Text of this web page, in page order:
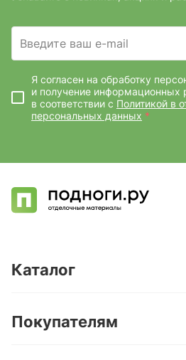
Введите ваш e-mail
Я согласен на обработку
и получение информационных
в соответствии с Политикой в
персональных данных *
Каталог
Кварц-винил и LVT-плитка
Покупателям